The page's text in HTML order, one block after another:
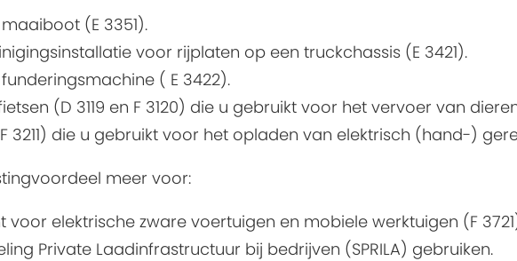
(E 3351).
voor rijplaten op een truckchassis (E 3421).
( E 3422).
(D 3119 en F 3120) die u gebruikt voor het vervoer van
3211) die u gebruikt voor het opladen van elektrisch (hand-)
meer voor:
elektrische zware voertuigen en mobiele werktuigen (F
Private Laadinfrastructuur bij bedrijven (SPRILA) gebruiken.